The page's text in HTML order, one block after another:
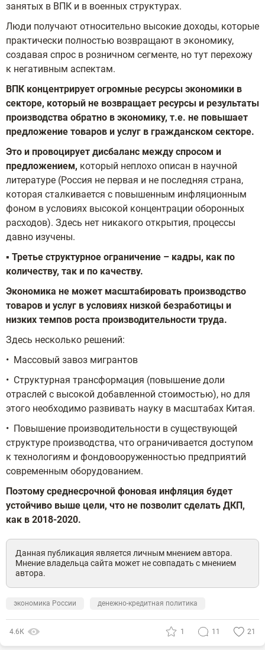
занятых в ВПК и в военных структурах.
Люди получают относительно высокие доходы, которые
практически полностью возвращают в экономику,
создавая спрос в розничном сегменте, но тут перехожу
к негативным аспектам.
ВПК концентрирует огромные ресурсы экономики в
секторе, который не возвращает ресурсы и результаты
производства обратно в экономику, т.е. не повышает
предложение товаров и услуг в гражданском секторе.
Это и провоцирует дисбаланс между спросом и
предложением, который неплохо описан в научной
литературе (Россия не первая и не последняя страна,
которая сталкивается с повышенным инфляционным
фоном в условиях высокой концентрации оборонных
расходов). Здесь нет никакого открытия, процессы
давно изучены.
▪️ Третье структурное ограничение – кадры, как по
количеству, так и по качеству.
Экономика не может масштабировать производство
товаров и услуг в условиях низкой безработицы и
низких темпов роста производительности труда.
Здесь несколько решений:
• Массовый завоз мигрантов
• Структурная трансформация (повышение доли
отраслей с высокой добавленной стоимостью), но для
этого необходимо развивать науку в масштабах Китая.
• Повышение производительности в существующей
структуре производства, что ограничивается доступом
к технологиям и фондовооруженностью предприятий
современным оборудованием.
Поэтому среднесрочной фоновая инфляция будет
устойчиво выше цели, что не позволит сделать ДКП,
как в 2018-2020.
Данная публикация является личным мнением автора.
Мнение владельца сайта может не совпадать с мнением
автора.
экономика России денежно-кредитная политика
4.6К 1 11 21